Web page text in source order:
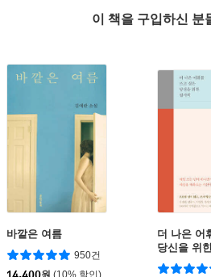
이 책을 구입하신 분
바깥은 여름
950건
더 나은 어
당신을 위